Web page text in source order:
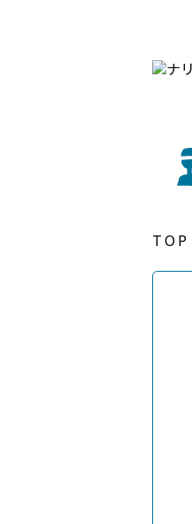
TOP